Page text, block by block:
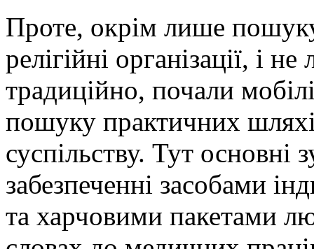
Проте, окрім лише пошуку
релігійні організації, і
традиційно, почали
пошуку практичних
суспільству. Тут основні
забезпеченні засобами
та харчовими пакетами